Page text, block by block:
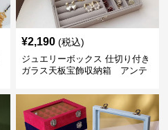
¥2,190 (税込)
ジュエリーボックス 仕切り付き
ガラス天板宝飾収納箱 アンテ